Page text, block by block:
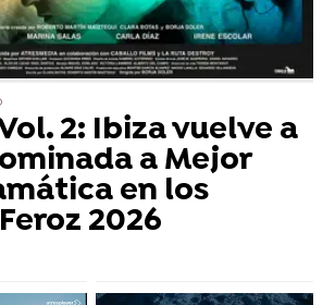
2: Ibiza vuelve a
a Mejor
en los
2026